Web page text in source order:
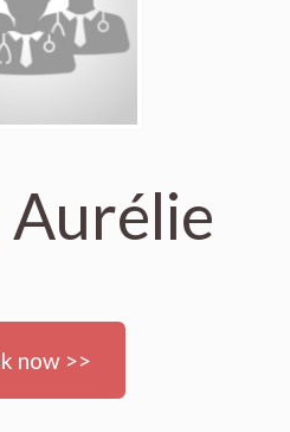
Aurélie
now >>